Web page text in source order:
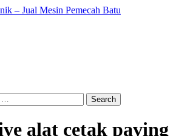
Teknik – Jual Mesin
Murah Berkualitas!
alat cetak paving